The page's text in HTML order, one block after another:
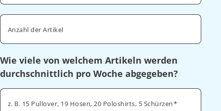
Anzahl der Artikel
Wie viele von welchem Artikeln werden
durchschnittlich pro Woche abgegeben?
z. B. 15 Pullover, 19 Hosen, 20 Poloshirts, 5 Schürzen